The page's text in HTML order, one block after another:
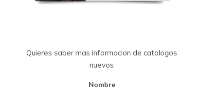
Quieres saber mas informacion de catalogos
nuevos
Nombre